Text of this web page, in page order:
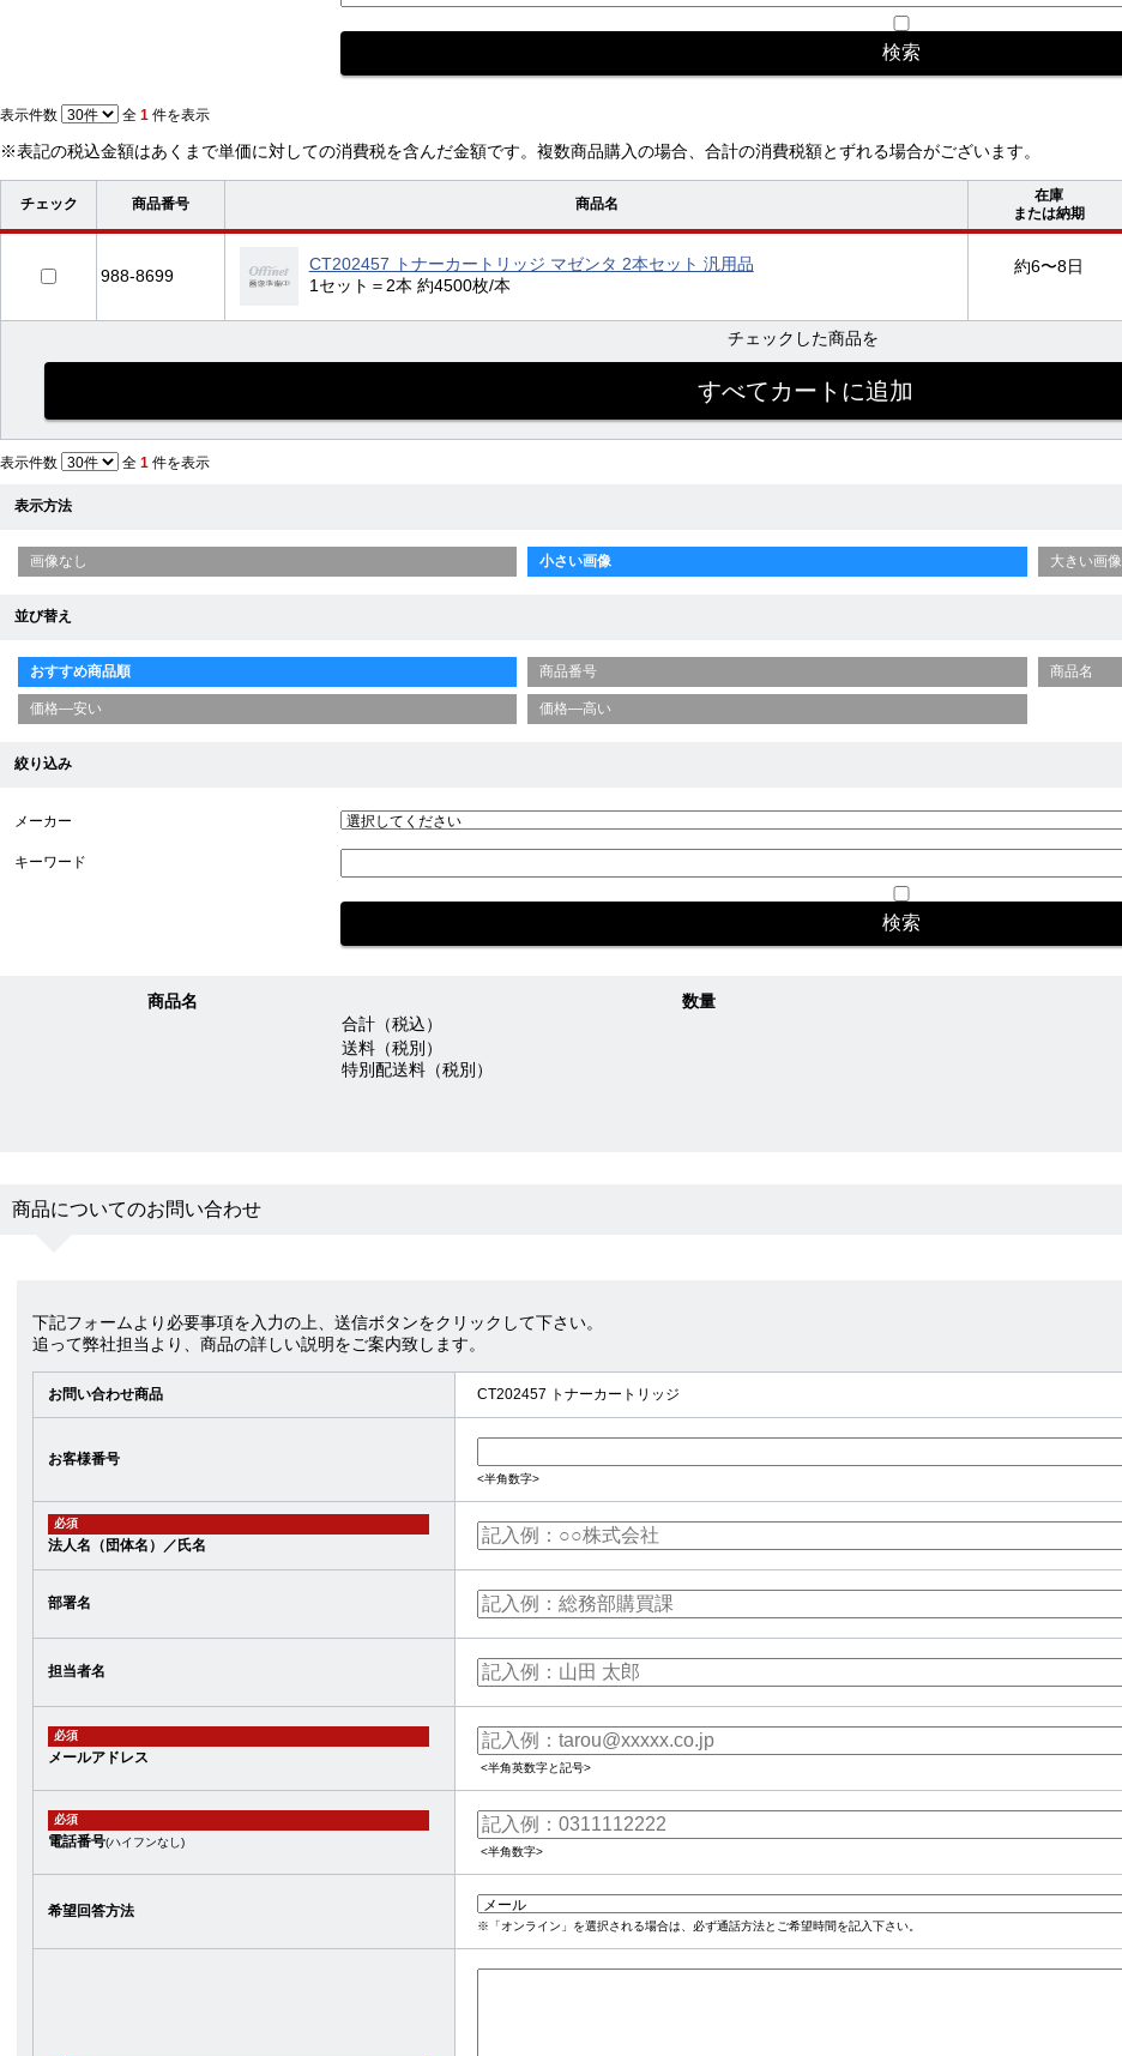
表示件数 全 1 件を表示
※表記の税込金額はあくまで単価に対しての消費税を含んだ金額です。複数商品購入の場合、合計の消費税額とずれる場合がございます。
チェック 商品番号 商品名
在庫
または納期
988-8699
CT202457 トナーカートリッジ マゼンタ 2本セット 汎用品
1セット＝2本 約4500枚/本
約6〜8日
チェックした商品を
表示件数 全 1 件を表示
表示方法
画像なし 小さい画像 大きい画像
並び替え
おすすめ商品順 商品番号 商品名
価格—安い 価格—高い
絞り込み
メーカー
キーワード
商品名 数量
合計（税込）
送料（税別）
特別配送料（税別）
商品についてのお問い合わせ
下記フォームより必要事項を入力の上、送信ボタンをクリックして下さい。
追って弊社担当より、商品の詳しい説明をご案内致します。
お問い合わせ商品 CT202457 トナーカートリッジ
お客様番号
<半角数字>
必須
法人名（団体名）／氏名
部署名
担当者名
必須
メールアドレス
<半角英数字と記号>
必須
電話番号(ハイフンなし)
<半角数字>
希望回答方法
※「オンライン」を選択される場合は、必ず通話方法とご希望時間を記入下さい。